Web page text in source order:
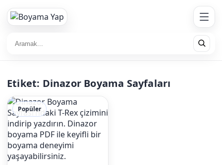
Etiket: Dinazor Boyama Sayfaları
Popüler